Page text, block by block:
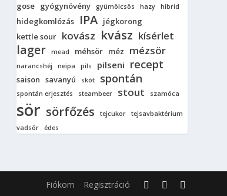
gose gyógynövény gyümölcsös hazy hibrid
hidegkomlózás IPA jégkorong
kettle sour kovász kvász kísérlet
lager mead méhsör méz mézsör
narancshéj neipa pils pilseni recept
saison savanyú skót spontán
spontán erjesztés steambeer stout szamóca
sör sörfőzés tejcukor
tejsavbaktérium
vadsör
édes
Fiókom
Regisztráció